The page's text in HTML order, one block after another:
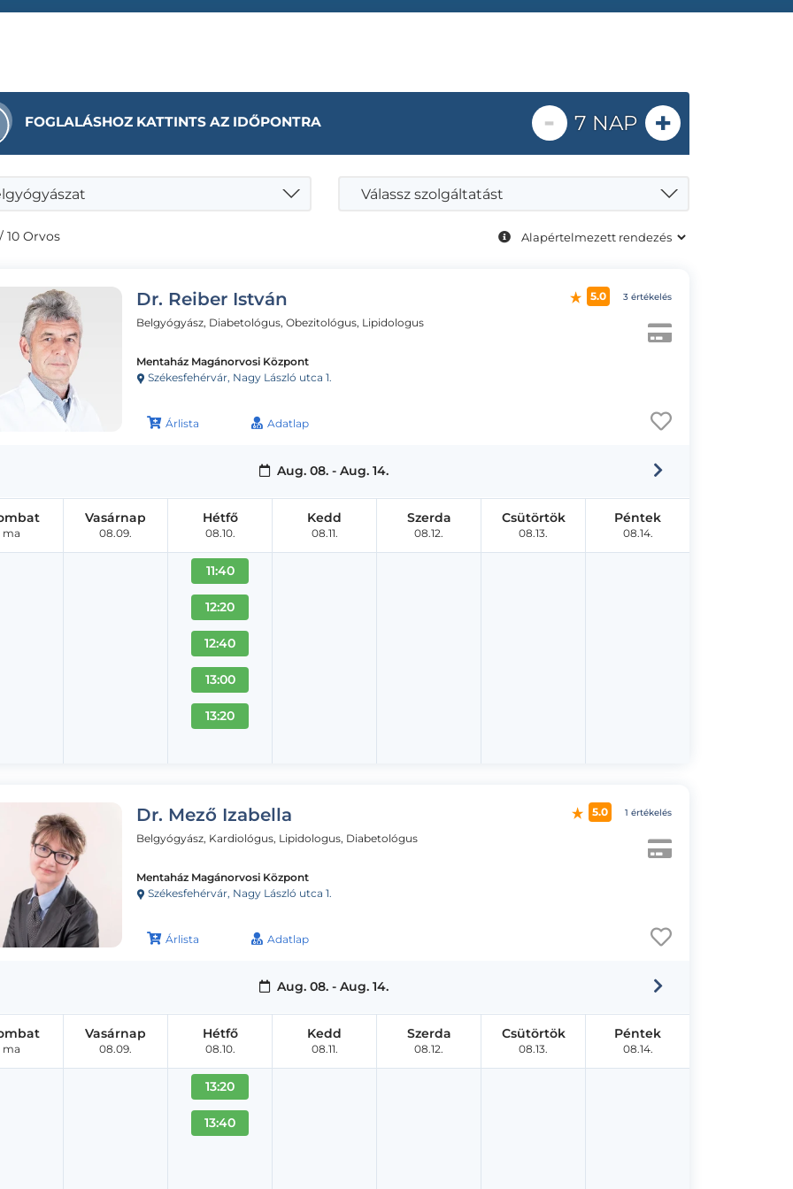
FOGLALÁSHOZ KATTINTS AZ IDŐPONTRA - 7 NAP +
Válassz szolgáltatást
10 Orvos
Dr. Reiber István
Belgyógyász, Diabetológus, Obezitológus, Lipidologus
Mentaház Magánorvosi Központ
Székesfehérvár, Nagy László utca 1.
Árlista Adatlap
5.0 3 értékelés
Aug. 08. - Aug. 14.
ma
Vasárnap
08.09.
Hétfő
08.10.
11:40
12:20
12:40
13:00
13:20
Kedd
08.11.
Szerda
08.12.
Csütörtök
08.13.
Péntek
08.14.
Dr. Mező Izabella
Belgyógyász, Kardiológus, Lipidologus, Diabetológus
Mentaház Magánorvosi Központ
Székesfehérvár, Nagy László utca 1.
Árlista Adatlap
5.0 1 értékelés
Aug. 08. - Aug. 14.
ma
Vasárnap
08.09.
Hétfő
08.10.
13:20
13:40
Kedd
08.11.
Szerda
08.12.
Csütörtök
08.13.
Péntek
08.14.